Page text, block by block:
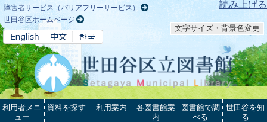
本文へ 読み上げる
障害者サービス（バリアフリーサービス）
世田谷区ホームページ
文字サイズ・背景色変更
利用者メニ
ュー
資料を探す 利用案内
各図書館案
内
図書館で調
べる
世田谷を知
る